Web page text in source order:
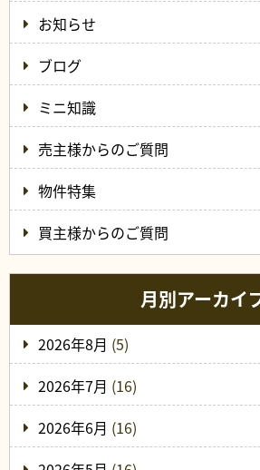
お知らせ
ブログ
ミニ知識
売主様からのご質問
物件特集
買主様からのご質問
月別アーカイ
2026年8月 (5)
2026年7月 (16)
2026年6月 (16)